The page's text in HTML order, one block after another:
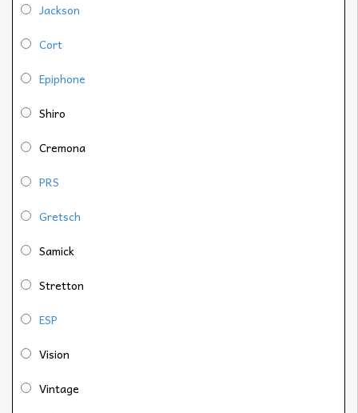
Jackson
Cort
Epiphone
Shiro
Cremona
PRS
Gretsch
Samick
Stretton
ESP
Vision
Vintage